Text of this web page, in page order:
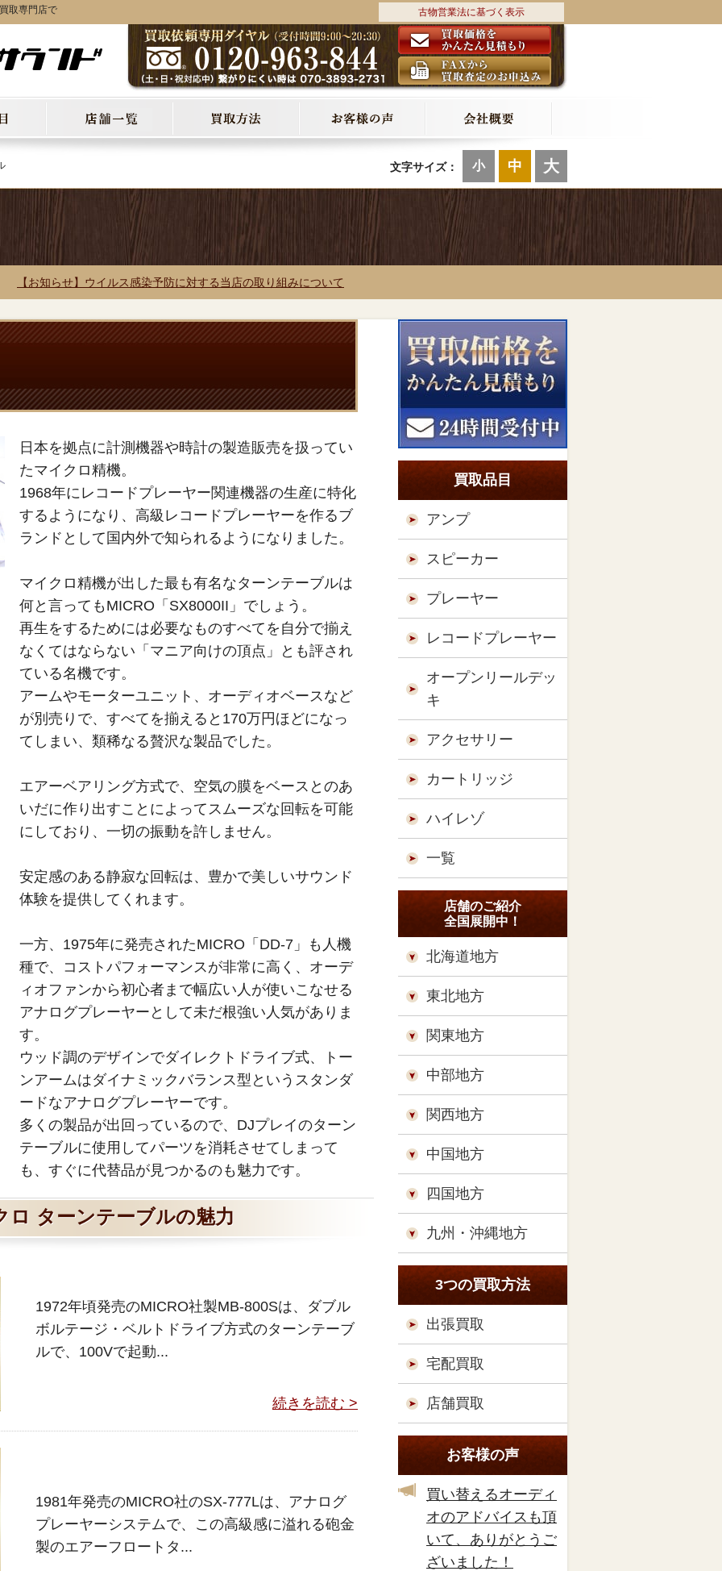
取専門店で 古物営業法に基づく表示
文字サイズ： 小 中 大
【お知らせ】ウイルス感染予防に対する当店の取り組みについて
日本を拠点に計測機器や時計の製造販売を扱ってい
たマイクロ精機。
1968年にレコードプレーヤー関連機器の生産に特化
するようになり、高級レコードプレーヤーを作るブ
ランドとして国内外で知られるようになりました。
マイクロ精機が出した最も有名なターンテーブルは
何と言ってもMICRO「SX8000II」でしょう。
再生をするためには必要なものすべてを自分で揃え
なくてはならない「マニア向けの頂点」とも評され
ている名機です。
アームやモーターユニット、オーディオベースなど
が別売りで、すべてを揃えると170万円ほどになっ
てしまい、類稀なる贅沢な製品でした。
エアーベアリング方式で、空気の膜をベースとのあ
いだに作り出すことによってスムーズな回転を可能
にしており、一切の振動を許しません。
安定感のある静寂な回転は、豊かで美しいサウンド
体験を提供してくれます。
一方、1975年に発売されたMICRO「DD-7」も人機
種で、コストパフォーマンスが非常に高く、オーデ
ィオファンから初心者まで幅広い人が使いこなせる
アナログプレーヤーとして未だ根強い人気がありま
す。
ウッド調のデザインでダイレクトドライブ式、トー
ンアームはダイナミックバランス型というスタンダ
ードなアナログプレーヤーです。
多くの製品が出回っているので、DJプレイのターン
テーブルに使用してパーツを消耗させてしまって
も、すぐに代替品が見つかるのも魅力です。
ロ ターンテーブルの魅力
1972年頃発売のMICRO社製MB-800Sは、ダブル
ボルテージ・ベルトドライブ方式のターンテーブ
ルで、100Vで起動...
続きを読む >
1981年発売のMICRO社のSX-777Lは、アナログ
プレーヤーシステムで、この高級感に溢れる砲金
製のエアーフロートタ...
買取品目
アンプ
スピーカー
プレーヤー
レコードプレーヤー
オープンリールデッ
キ
アクセサリー
カートリッジ
ハイレゾ
一覧
店舗のご紹介
全国展開中！
北海道地方
東北地方
関東地方
中部地方
関西地方
中国地方
四国地方
九州・沖縄地方
3つの買取方法
出張買取
宅配買取
店舗買取
お客様の声
買い替えるオーディ
オのアドバイスも頂
いて、ありがとうご
ざいました！